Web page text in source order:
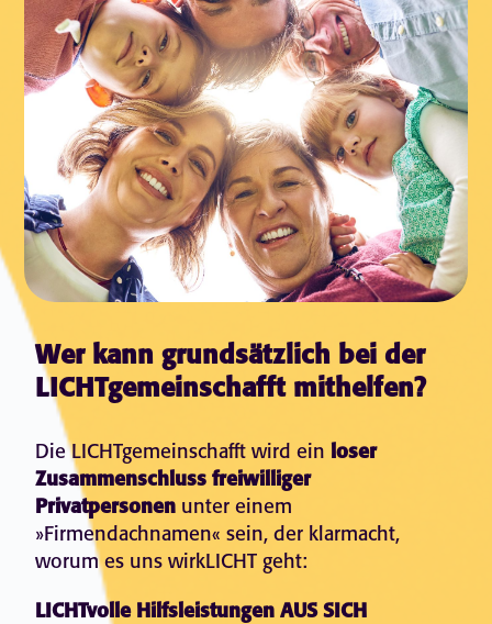
Wer kann grundsätzlich bei der
LICHTgemeinschafft mithelfen?
Die LICHTgemeinschafft wird ein loser
Zusammenschluss freiwilliger
Privatpersonen unter einem
»Firmendachnamen« sein, der klarmacht,
worum es uns wirkLICHT geht:
LICHTvolle Hilfsleistungen AUS SICH